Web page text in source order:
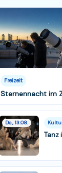
Freizeit
Sternennacht im
Do., 13.08.
Tanz